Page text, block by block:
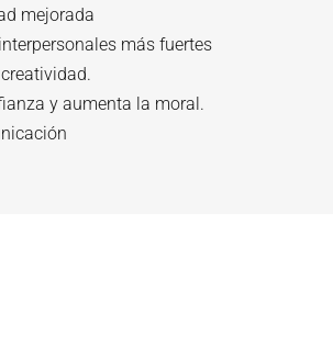
mejorada
más fuertes
y aumenta la moral.